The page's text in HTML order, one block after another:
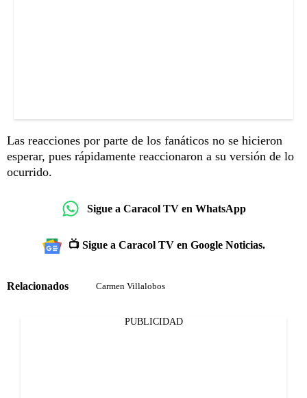
Las reacciones por parte de los fanáticos no se hicieron
esperar, pues rápidamente reaccionaron a su versión de lo
ocurrido.
Sigue a Caracol TV en WhatsApp
📺 Sigue a Caracol TV en Google Noticias.
Relacionados Carmen Villalobos
PUBLICIDAD